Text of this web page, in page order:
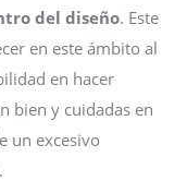
del diseño. Este
en este ámbito al
en hacer
bien y cuidadas en
un excesivo